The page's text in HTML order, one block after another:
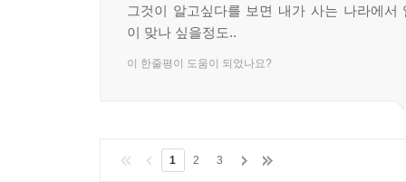
그것이 알고싶다를 보면 내가 사는 나라에서
이 맞나 싶을정도..
이 한줄평이 도움이 되었나요?
1 2 3